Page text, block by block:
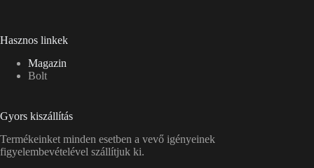
Hasznos linkek
Magazin
Bolt
Gyors kiszállítás
Termékeinket minden esetben a vevő igényeinek
figyelembevételével szállítjuk ki.